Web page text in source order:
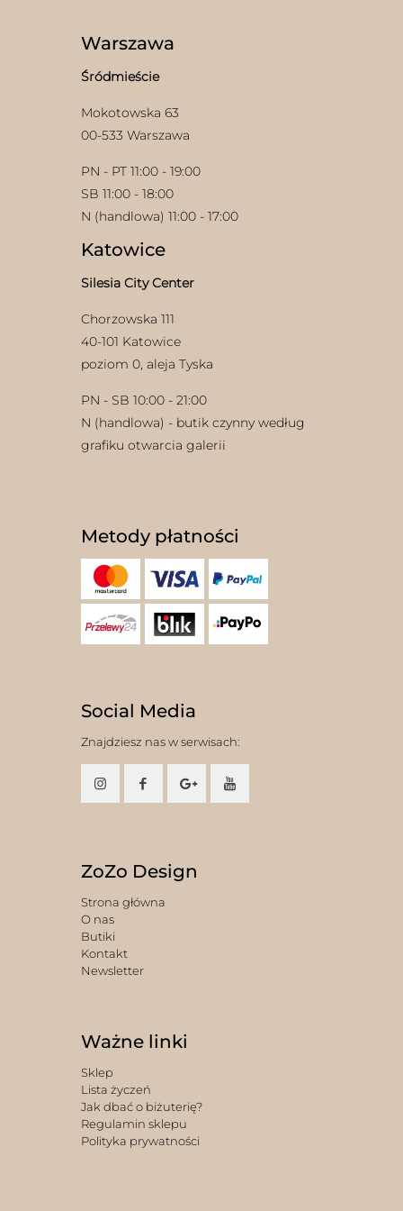
Warszawa
Śródmieście
Mokotowska 63
00-533 Warszawa
PN - PT 11:00 - 19:00
SB 11:00 - 18:00
N (handlowa) 11:00 - 17:00
Katowice
Silesia City Center
Chorzowska 111
40-101 Katowice
poziom 0, aleja Tyska
PN - SB 10:00 - 21:00
N (handlowa) - butik czynny według
grafiku otwarcia galerii
Metody płatności
Social Media
Znajdziesz nas w serwisach:
ZoZo Design
Strona główna
O nas
Butiki
Kontakt
Newsletter
Ważne linki
Sklep
Lista życzeń
Jak dbać o biżuterię?
Regulamin sklepu
Polityka prywatności